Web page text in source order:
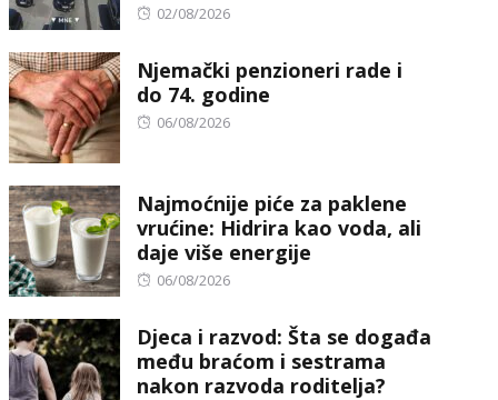
Posted
02/08/2026
Njemački penzioneri rade i
do 74. godine
Posted
06/08/2026
Najmoćnije piće za paklene
vrućine: Hidrira kao voda, ali
daje više energije
Posted
06/08/2026
Djeca i razvod: Šta se događa
među braćom i sestrama
nakon razvoda roditelja?